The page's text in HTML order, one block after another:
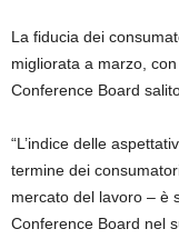
La fiducia dei
migliorata a marzo,
Conference Board
“L’indice delle
termine dei
mercato del lavoro – è
Conference Board nel